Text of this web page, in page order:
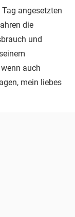
angesetzten
die
und
auch
mein liebes